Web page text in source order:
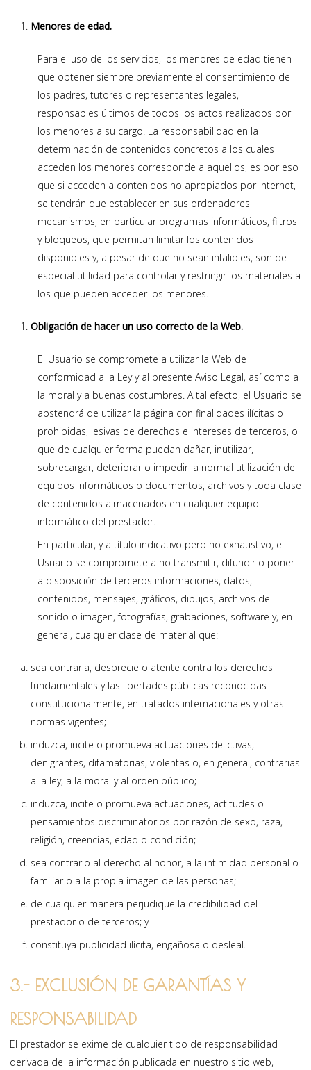
Menores de edad.
Para el uso de los servicios, los menores de edad tienen
que obtener siempre previamente el consentimiento de
los padres, tutores o representantes legales,
responsables últimos de todos los actos realizados por
los menores a su cargo. La responsabilidad en la
determinación de contenidos concretos a los cuales
acceden los menores corresponde a aquellos, es por eso
que si acceden a contenidos no apropiados por Internet,
se tendrán que establecer en sus ordenadores
mecanismos, en particular programas informáticos, filtros
y bloqueos, que permitan limitar los contenidos
disponibles y, a pesar de que no sean infalibles, son de
especial utilidad para controlar y restringir los materiales a
los que pueden acceder los menores.
Obligación de hacer un uso correcto de la Web.
El Usuario se compromete a utilizar la Web de
conformidad a la Ley y al presente Aviso Legal, así como a
la moral y a buenas costumbres. A tal efecto, el Usuario se
abstendrá de utilizar la página con finalidades ilícitas o
prohibidas, lesivas de derechos e intereses de terceros, o
que de cualquier forma puedan dañar, inutilizar,
sobrecargar, deteriorar o impedir la normal utilización de
equipos informáticos o documentos, archivos y toda clase
de contenidos almacenados en cualquier equipo
informático del prestador.
En particular, y a título indicativo pero no exhaustivo, el
Usuario se compromete a no transmitir, difundir o poner
a disposición de terceros informaciones, datos,
contenidos, mensajes, gráficos, dibujos, archivos de
sonido o imagen, fotografías, grabaciones, software y, en
general, cualquier clase de material que:
sea contraria, desprecie o atente contra los derechos
fundamentales y las libertades públicas reconocidas
constitucionalmente, en tratados internacionales y otras
normas vigentes;
induzca, incite o promueva actuaciones delictivas,
denigrantes, difamatorias, violentas o, en general, contrarias
a la ley, a la moral y al orden público;
induzca, incite o promueva actuaciones, actitudes o
pensamientos discriminatorios por razón de sexo, raza,
religión, creencias, edad o condición;
sea contrario al derecho al honor, a la intimidad personal o
familiar o a la propia imagen de las personas;
de cualquier manera perjudique la credibilidad del
prestador o de terceros; y
constituya publicidad ilícita, engañosa o desleal.
3.- EXCLUSIÓN DE GARANTÍAS Y
RESPONSABILIDAD
El prestador se exime de cualquier tipo de responsabilidad
derivada de la información publicada en nuestro sitio web,